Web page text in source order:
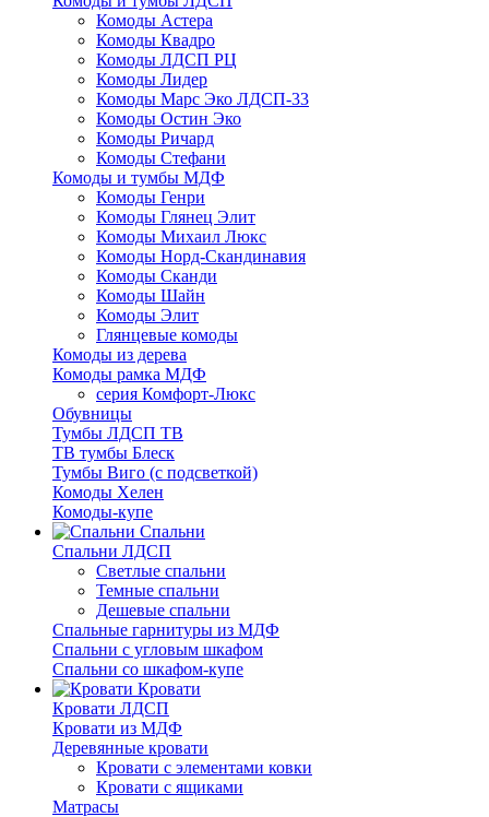
Комоды Астера
Комоды Квадро
Комоды ЛДСП РЦ
Комоды Лидер
Комоды Марс Эко ЛДСП-33
Комоды Остин Эко
Комоды Ричард
Комоды Стефани
Комоды и тумбы МДФ
Комоды Генри
Комоды Глянец Элит
Комоды Михаил Люкс
Комоды Норд-Скандинавия
Комоды Сканди
Комоды Шайн
Комоды Элит
Глянцевые комоды
Комоды из дерева
Комоды рамка МДФ
серия Комфорт-Люкс
Обувницы
Тумбы ЛДСП ТВ
ТВ тумбы Блеск
Тумбы Виго (с подсветкой)
Комоды Хелен
Комоды-купе
Спальни
Спальни ЛДСП
Светлые спальни
Темные спальни
Дешевые спальни
Спальные гарнитуры из МДФ
Спальни с угловым шкафом
Спальни со шкафом-купе
Кровати
Кровати ЛДСП
Кровати из МДФ
Деревянные кровати
Кровати с элементами ковки
Кровати с ящиками
Матрасы